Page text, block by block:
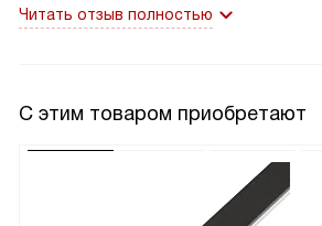
овощей, фруктов, и что-то ей не
получил приличную премию. Про
слышали и уже думали в этом
увидела, что у них есть серия
можно и без рисунков, но оказалось,
холодильника можно перенавесить
Читать отзыв полностью
С этим товаром приобретают